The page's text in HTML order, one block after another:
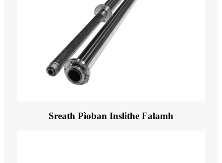
Sreath Pìoban Inslithe Falamh